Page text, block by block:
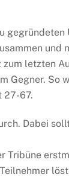
gegründeten
und
letzten
Gegner. So
27-67.
Dabei
Tribüne